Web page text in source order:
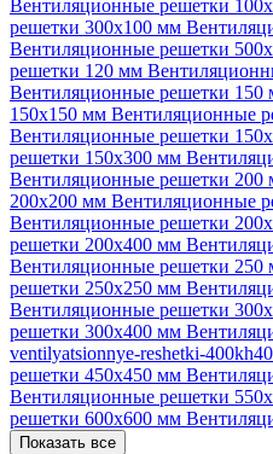
Вентиляционные решетки
решетки 300х100 мм
Вентиляционные решетки
решетки 120 мм
Вентиляционные решетки 150
150х150 мм Вентиляционные
Вентиляционные решетки
решетки 150х300 мм
Вентиляционные решетки 200
200х200 мм Вентиляционные
Вентиляционные решетки
решетки 200х400 мм
Вентиляционные решетки
решетки 250х250 мм
Вентиляционные решетки
решетки 300х400 мм
ventilyatsionnye-reshetki-
решетки 450х450 мм
Вентиляционные решетки
решетки 600х600 мм
Показать все